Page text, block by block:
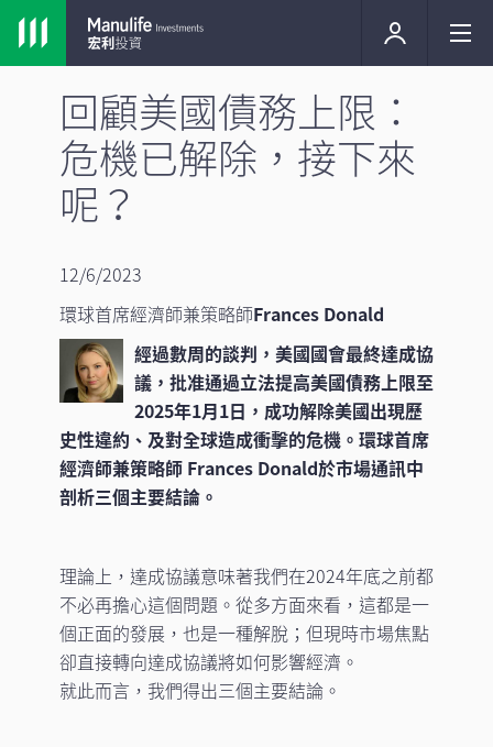
回顧美國債務上限：
危機已解除，接下來
呢？
12/6/2023
環球首席經濟師兼策略師Frances Donald
經過數周的談判，美國國會最終達成協
議，批准通過立法提高美國債務上限至
2025年1月1日，成功解除美國出現歷
史性違約、及對全球造成衝擊的危機。環球首席
經濟師兼策略師 Frances Donald於市場通訊中
剖析三個主要結論。
理論上，達成協議意味著我們在2024年底之前都
不必再擔心這個問題。從多方面來看，這都是一
個正面的發展，也是一種解脫；但現時市場焦點
卻直接轉向達成協議將如何影響經濟。
就此而言，我們得出三個主要結論。